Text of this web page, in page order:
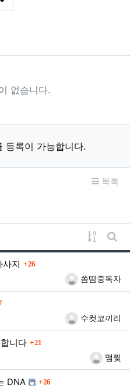
공유
없습니다.
등록이 가능합니다.
목록
게시물
게
지 댓글
26
등록자쏨땀중독자
등록자수컷코끼리
니다 댓글
21
등록자맴찢
DNA 댓글
26